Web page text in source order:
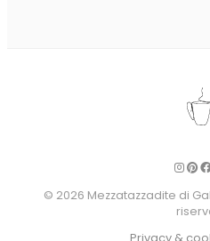
© 2026 Mezzatazzadite di